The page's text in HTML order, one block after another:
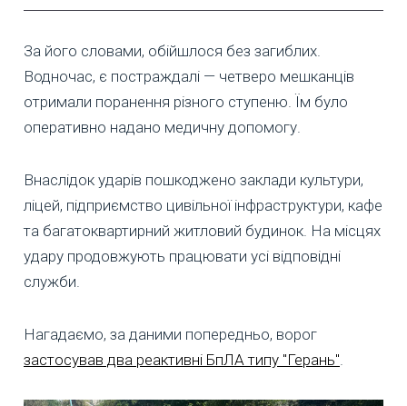
За його словами, обійшлося без загиблих.
Водночас, є постраждалі — четверо мешканців
отримали поранення різного ступеню. Їм було
оперативно надано медичну допомогу.
Внаслідок ударів пошкоджено заклади культури,
ліцей, підприємство цивільної інфраструктури, кафе
та багатоквартирний житловий будинок. На місцях
удару продовжують працювати усі відповідні
служби.
Нагадаємо, за даними попередньо, ворог
застосував два реактивні БпЛА типу "Герань".